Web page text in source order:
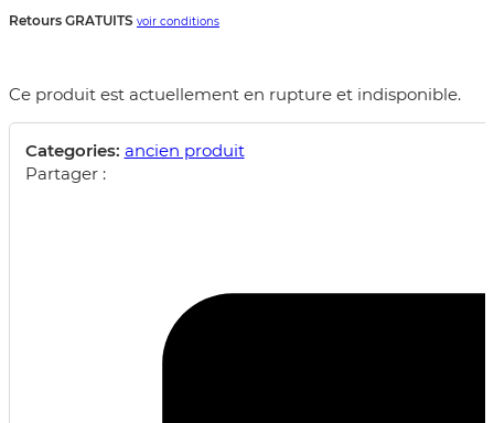
Retours GRATUITS voir conditions
Ce produit est actuellement en rupture et indisponible.
Categories: ancien produit
Partager :